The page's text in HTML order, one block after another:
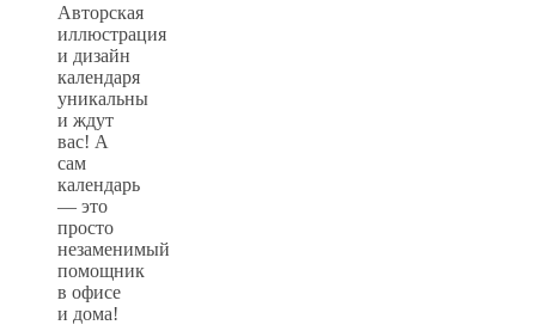
Авторская
иллюстрация
и дизайн
календаря
уникальны
и ждут
вас! А
сам
календарь
— это
просто
незаменимый
помощник
в офисе
и дома!